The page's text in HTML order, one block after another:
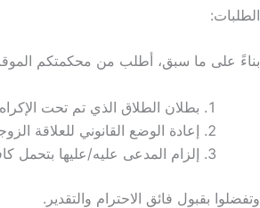
الطلبات:
بناءً على ما سبق، أطلب من محكمتكم
بطلان الطلاق الذي تم تحت
إعادة الوضع القانوني للعلاقة
إلزام المدعى عليه/عليها بتحمل
وتفضلوا بقبول فائق الاحترام والتقدير.